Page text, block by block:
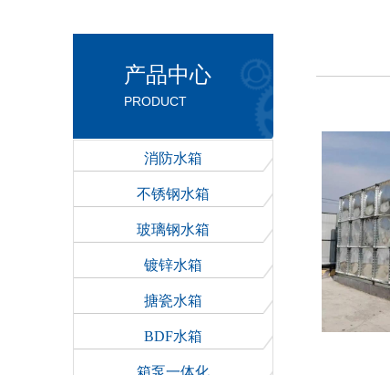
产品中心
PRODUCT
消防水箱
不锈钢水箱
玻璃钢水箱
镀锌水箱
搪瓷水箱
BDF水箱
箱泵一体化